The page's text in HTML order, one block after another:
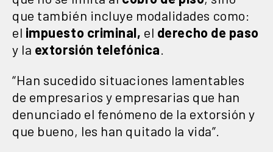
que también incluye modalidades como:
el impuesto criminal, el derecho de paso
y la extorsión telefónica
“Han sucedido situaciones lamentables
de empresarios y empresarias que han
denunciado el fenómeno de la extorsión y
que bueno, les han quitado la vida”.